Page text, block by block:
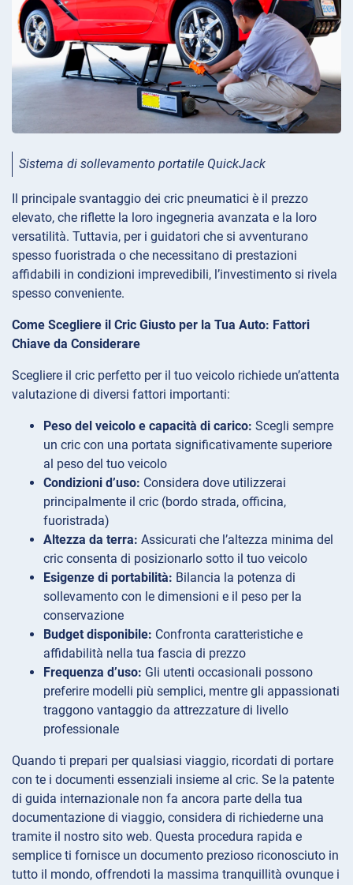
Sistema di sollevamento portatile QuickJack
Il principale svantaggio dei cric pneumatici è il prezzo
elevato, che riflette la loro ingegneria avanzata e la loro
versatilità. Tuttavia, per i guidatori che si avventurano
spesso fuoristrada o che necessitano di prestazioni
affidabili in condizioni imprevedibili, l’investimento si rivela
spesso conveniente.
Come Scegliere il Cric Giusto per la Tua Auto: Fattori
Chiave da Considerare
Scegliere il cric perfetto per il tuo veicolo richiede un’attenta
valutazione di diversi fattori importanti:
Peso del veicolo e capacità di carico: Scegli sempre
un cric con una portata significativamente superiore
al peso del tuo veicolo
Condizioni d’uso: Considera dove utilizzerai
principalmente il cric (bordo strada, officina,
fuoristrada)
Altezza da terra: Assicurati che l’altezza minima del
cric consenta di posizionarlo sotto il tuo veicolo
Esigenze di portabilità: Bilancia la potenza di
sollevamento con le dimensioni e il peso per la
conservazione
Budget disponibile: Confronta caratteristiche e
affidabilità nella tua fascia di prezzo
Frequenza d’uso: Gli utenti occasionali possono
preferire modelli più semplici, mentre gli appassionati
traggono vantaggio da attrezzature di livello
professionale
Quando ti prepari per qualsiasi viaggio, ricordati di portare
con te i documenti essenziali insieme al cric. Se la patente
di guida internazionale non fa ancora parte della tua
documentazione di viaggio, considera di richiederne una
tramite il nostro sito web. Questa procedura rapida e
semplice ti fornisce un documento prezioso riconosciuto in
tutto il mondo, offrendoti la massima tranquillità ovunque i